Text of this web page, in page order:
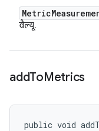
Metric
वैल्यू.
addToMetrics
public void